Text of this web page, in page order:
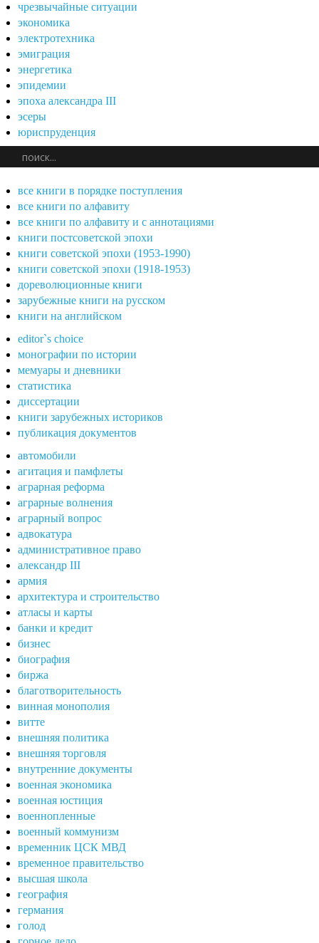
чрезвычайные ситуации
экономика
электротехника
эмиграция
энергетика
эпидемии
эпоха александра III
эсеры
юриспруденция
все книги в порядке поступления
все книги по алфавиту
все книги по алфавиту и с аннотациями
книги постсоветской эпохи
книги советской эпохи (1953-1990)
книги советской эпохи (1918-1953)
дореволюционные книги
зарубежные книги на русском
книги на английском
editor`s choice
монографии по истории
мемуары и дневники
статистика
диссертации
книги зарубежных историков
публикация документов
автомобили
агитация и памфлеты
аграрная реформа
аграрные волнения
аграрный вопрос
адвокатура
административное право
александр III
армия
архитектура и строительство
атласы и карты
банки и кредит
бизнес
биография
биржа
благотворительность
винная монополия
витте
внешняя политика
внешняя торговля
внутренние документы
военная экономика
военная юстиция
военнопленные
военный коммунизм
временник ЦСК МВД
временное правительство
высшая школа
география
германия
голод